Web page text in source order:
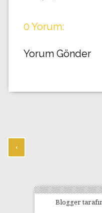
0 Yorum:
Yorum Gönder
‹
Blogger